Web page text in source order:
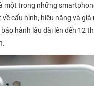
một trong những
cấu hình, hiệu năng và giá
hành lâu dài lên đến 12